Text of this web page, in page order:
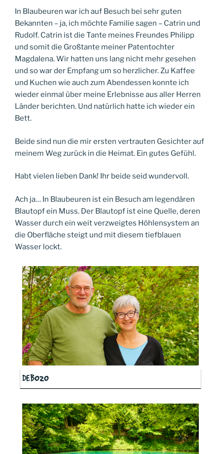
In Blaubeuren war ich auf Besuch bei sehr guten
Bekannten – ja, ich möchte Familie sagen – Catrin und
Rudolf. Catrin ist die Tante meines Freundes Philipp
und somit die Großtante meiner Patentochter
Magdalena. Wir hatten uns lang nicht mehr gesehen
und so war der Empfang um so herzlicher. Zu Kaffee
und Kuchen wie auch zum Abendessen konnte ich
wieder einmal über meine Erlebnisse aus aller Herren
Länder berichten. Und natürlich hatte ich wieder ein
Bett.
Beide sind nun die mir ersten vertrauten Gesichter auf
meinem Weg zurück in die Heimat. Ein gutes Gefühl.
Habt vielen lieben Dank! Ihr beide seid wundervoll.
Ach ja… In Blaubeuren ist ein Besuch am legendären
Blautopf ein Muss. Der Blautopf ist eine Quelle, deren
Wasser durch ein weit verzweigtes Höhlensystem an
die Oberfläche steigt und mit diesem tiefblauen
Wasser lockt.
DEB020